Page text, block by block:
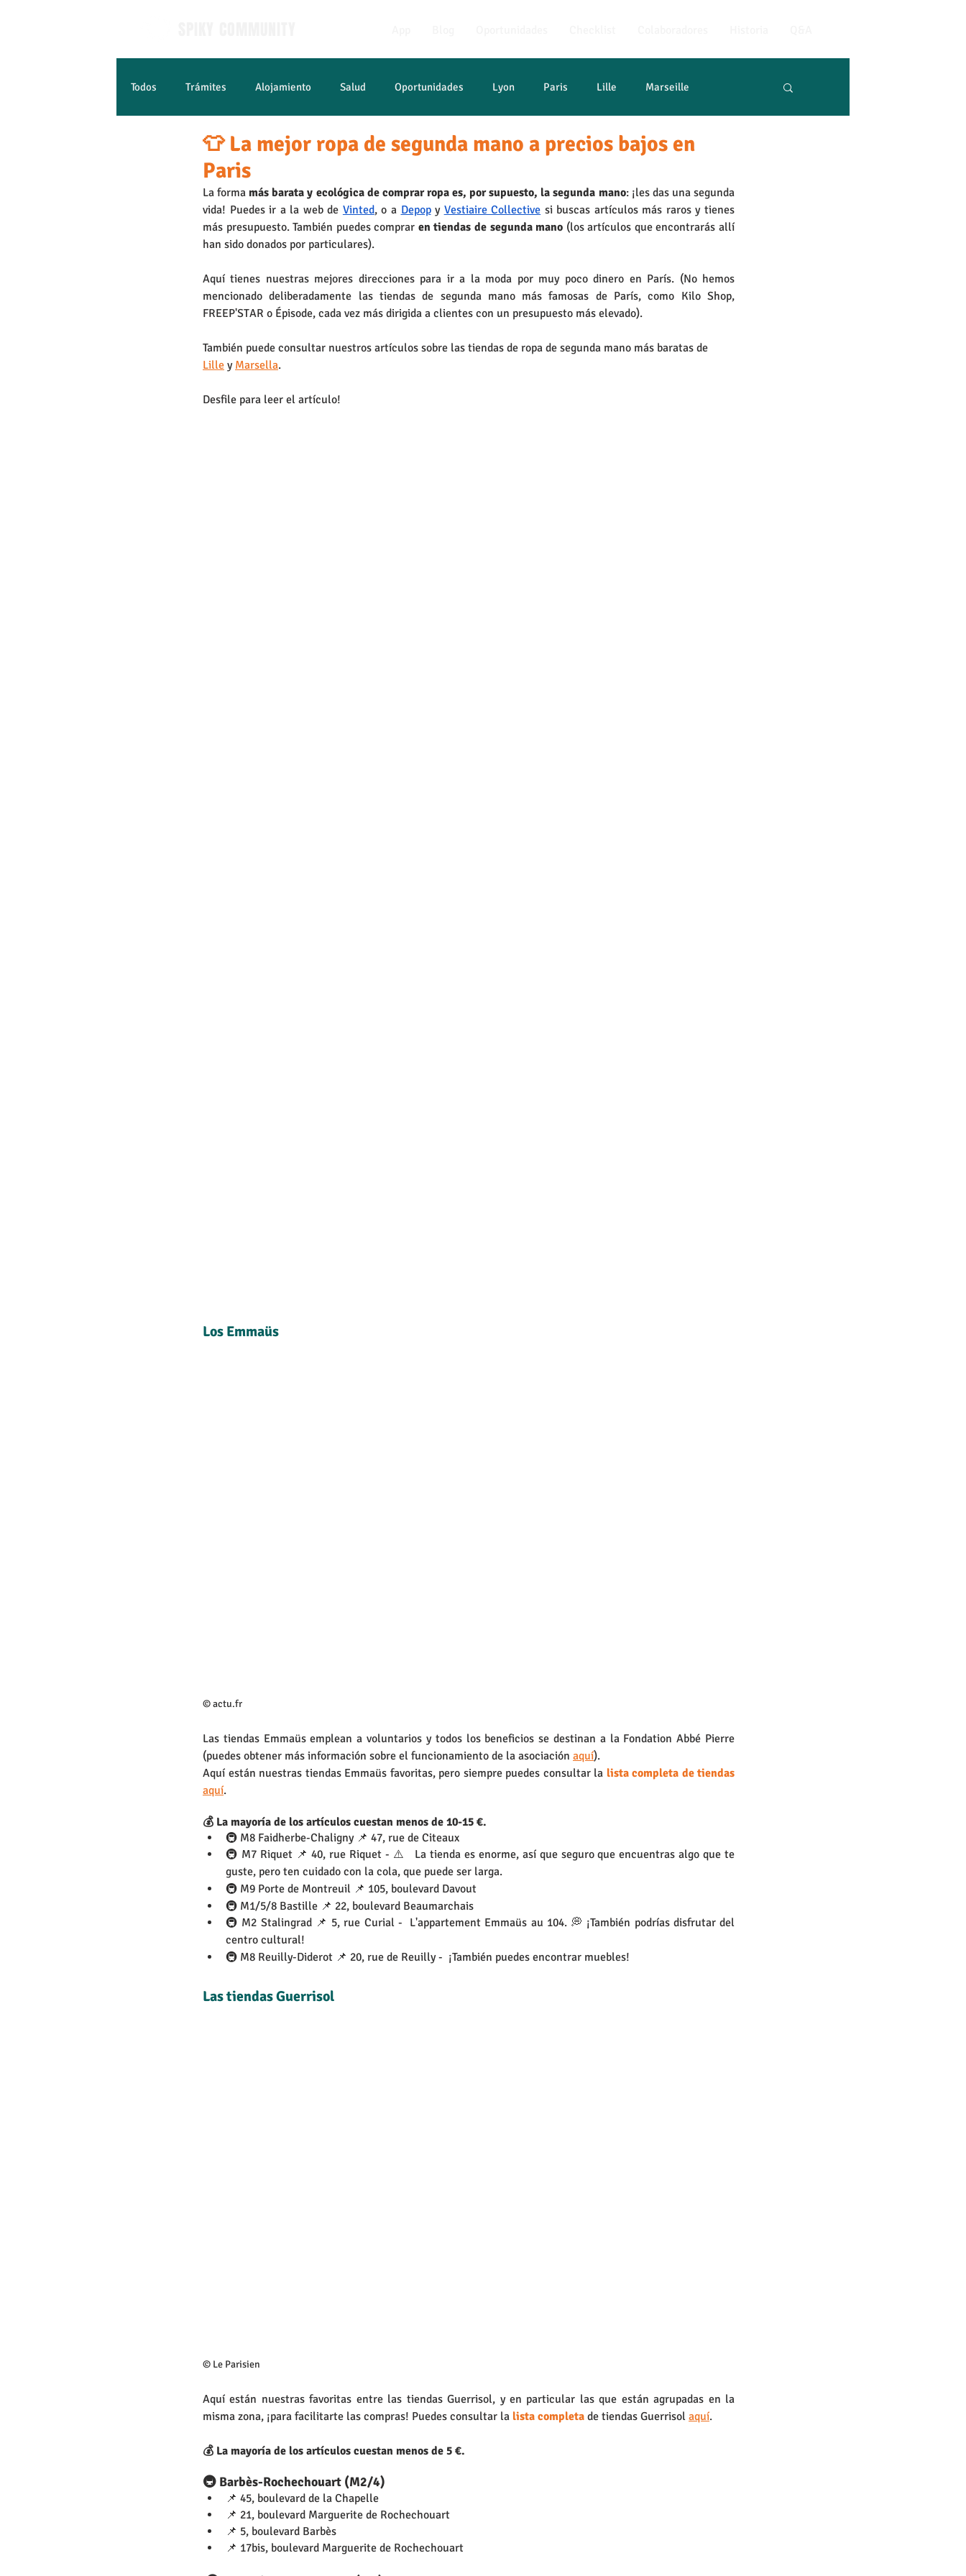
Todos Trámites Alojamiento Salud Oportunidades Lyon Paris Lille Marseille
Empleo y estudios Aprender francés
👕 La mejor ropa de segunda mano a precios bajos en
Paris
La forma más barata y ecológica de comprar ropa es, por supuesto, la segunda mano: ¡les das una segunda
vida! Puedes ir a la web de Vinted, o a Depop y Vestiaire Collective si buscas artículos más raros y tienes
más presupuesto. También puedes comprar en tiendas de segunda mano (los artículos que encontrarás allí
han sido donados por particulares).
Aquí tienes nuestras mejores direcciones para ir a la moda por muy poco dinero en París. (No hemos
mencionado deliberadamente las tiendas de segunda mano más famosas de París, como Kilo Shop,
FREEP'STAR o Épisode, cada vez más dirigida a clientes con un presupuesto más elevado).
También puede consultar nuestros artículos sobre las tiendas de ropa de segunda mano más baratas de
Lille y Marsella.
Desfile para leer el artículo!
Los Emmaüs
© actu.fr
Las tiendas Emmaüs emplean a voluntarios y todos los beneficios se destinan a la Fondation Abbé Pierre
(puedes obtener más información sobre el funcionamiento de la asociación aquí).
Aquí están nuestras tiendas Emmaüs favoritas, pero siempre puedes consultar la
aquí.
💰 La mayoría de los artículos cuestan menos de 10-15 €.
🚇 M8 Faidherbe-Chaligny 📌 47, rue de Citeaux
🚇 M7 Riquet 📌 40, rue Riquet - ⚠️   La tienda es enorme, así que seguro que encuentras algo que te
guste, pero ten cuidado con la cola, que puede ser larga.
🚇 M9 Porte de Montreuil 📌 105, boulevard Davout
🚇 M1/5/8 Bastille 📌 22, boulevard Beaumarchais
🚇 M2 Stalingrad 📌 5, rue Curial -  L'appartement Emmaüs au 104. 💭 ¡También podrías disfrutar del
centro cultural!
🚇 M8 Reuilly-Diderot 📌 20, rue de Reuilly -  ¡También puedes encontrar muebles!
Las tiendas Guerrisol
© Le Parisien
Aquí están nuestras favoritas entre las tiendas Guerrisol, y en particular las que están agrupadas en la
misma zona, ¡para facilitarte las compras! Puedes consultar la lista completa de tiendas Guerrisol aquí.
💰 La mayoría de los artículos cuestan menos de 5 €.
🚇 Barbès-Rochechouart (M2/4)
📌 45, boulevard de la Chapelle
📌 21, boulevard Marguerite de Rochechouart
📌 5, boulevard Barbès
📌 17bis, boulevard Marguerite de Rochechouart